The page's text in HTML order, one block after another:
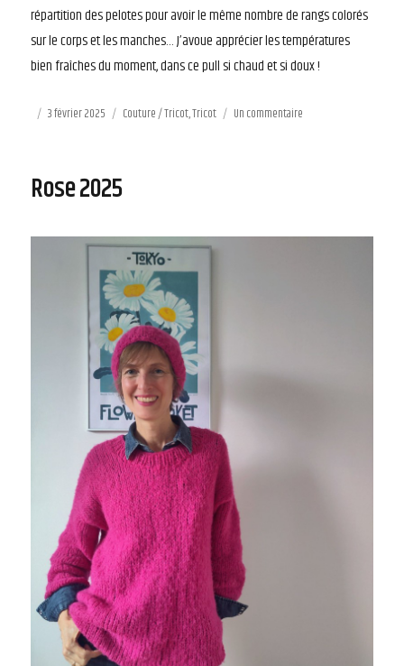
répartition des pelotes pour avoir le même nombre de rangs colorés
sur le corps et les manches… J’avoue apprécier les températures
bien fraîches du moment, dans ce pull si chaud et si doux !
Publié
3 février 2025 Catégories
Couture / Tricot,Tricot Un commentaire
Rose 2025